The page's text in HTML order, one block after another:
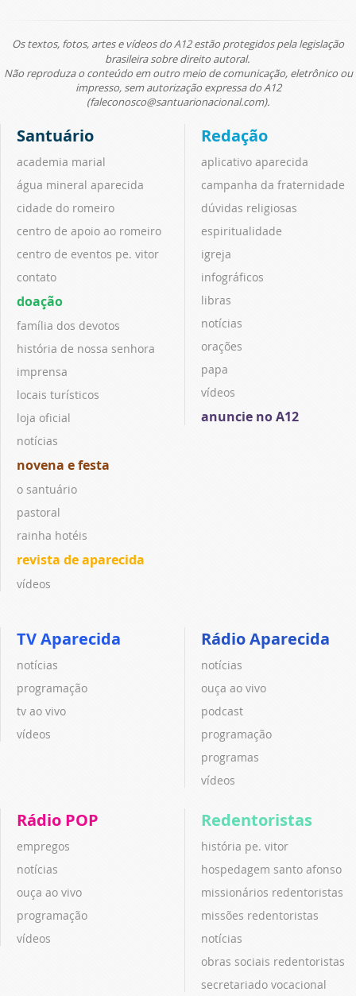
Os textos, fotos, artes e vídeos do A12 estão protegidos pela legislação
brasileira sobre direito autoral.
Não reproduza o conteúdo em outro meio de comunicação, eletrônico ou
impresso, sem autorização expressa do A12
(faleconosco@santuarionacional.com).
Santuário
academia marial
água mineral aparecida
cidade do romeiro
centro de apoio ao romeiro
centro de eventos pe. vitor
contato
doação
família dos devotos
história de nossa senhora
imprensa
locais turísticos
loja oficial
notícias
novena e festa
o santuário
pastoral
rainha hotéis
revista de aparecida
vídeos
Redação
aplicativo aparecida
campanha da fraternidade
dúvidas religiosas
espiritualidade
igreja
infográficos
libras
notícias
orações
papa
vídeos
anuncie no A12
TV Aparecida
notícias
programação
tv ao vivo
vídeos
Rádio Aparecida
notícias
ouça ao vivo
podcast
programação
programas
vídeos
Rádio POP
empregos
notícias
ouça ao vivo
programação
vídeos
Redentoristas
história pe. vitor
hospedagem santo afonso
missionários redentoristas
missões redentoristas
notícias
obras sociais redentoristas
secretariado vocacional